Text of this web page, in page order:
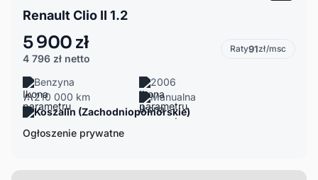
Renault Clio II 1.2
5 900 zł
4 796 zł netto
Raty91zł/msc
Benzyna
2006
210 000 km
Manualna
Koszalin (Zachodniopomorskie)
Ogłoszenie prywatne